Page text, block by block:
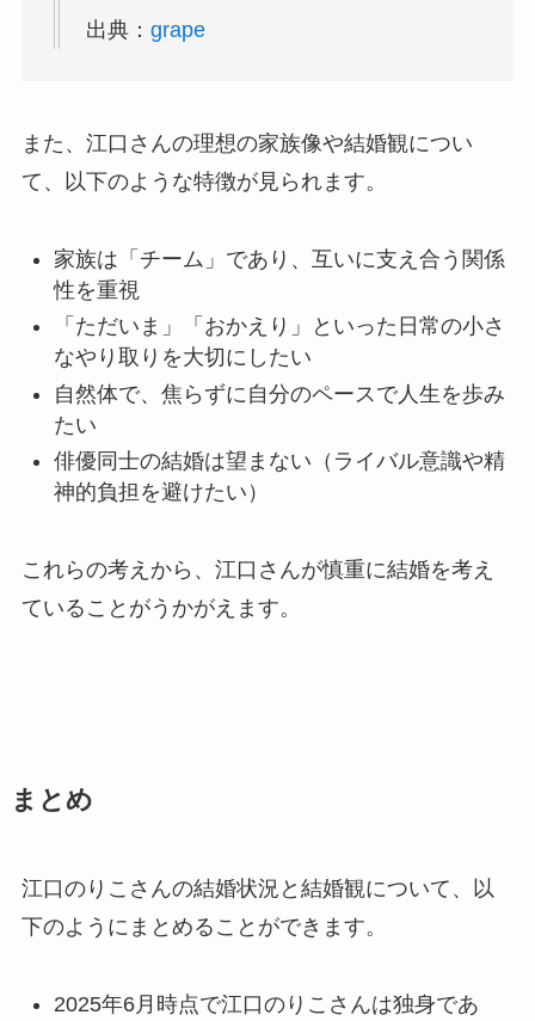
出典： grape
また、江口さんの理想の家族像や結婚観につい
て、以下のような特徴が見られます。
家族は「チーム」であり、互いに支え合う関係
性を重視
「ただいま」「おかえり」といった日常の小さ
なやり取りを大切にしたい
自然体で、焦らずに自分のペースで人生を歩み
たい
俳優同士の結婚は望まない（ライバル意識や精
神的負担を避けたい）
これらの考えから、江口さんが慎重に結婚を考え
ていることがうかがえます。
まとめ
江口のりこさんの結婚状況と結婚観について、以
下のようにまとめることができます。
2025年6月時点で江口のりこさんは独身であ